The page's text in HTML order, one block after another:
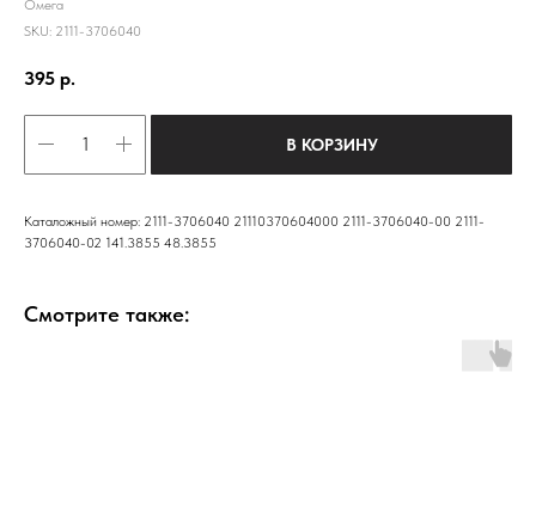
Омега
SKU: 2111-3706040
395 р.
В КОРЗИНУ
Каталожный номер: 2111-3706040 21110370604000 2111-3706040-00 2111-
3706040-02 141.3855 48.3855
Смотрите также: